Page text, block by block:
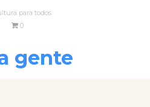
para todos
0
gente